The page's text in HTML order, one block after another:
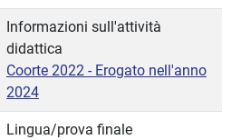
Informazioni sull'attività
didattica
Coorte 2022 - Erogato nell'anno
2024
Lingua/prova finale